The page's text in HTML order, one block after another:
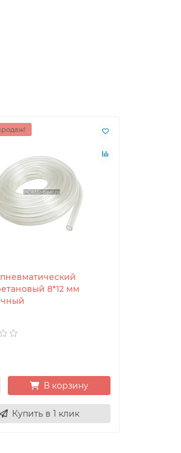
8*12 мм
В корзину
Купить в 1 клик